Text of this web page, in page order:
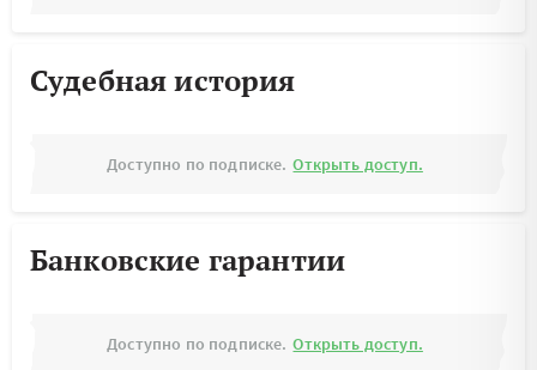
Судебная история
Доступно по подписке. Открыть доступ.
Банковские гарантии
Доступно по подписке. Открыть доступ.